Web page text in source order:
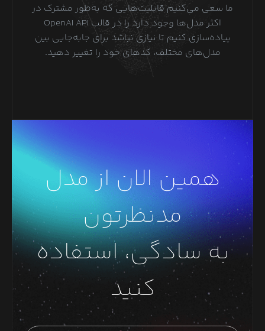
ما سعی می‌کنیم قابلیت‌هایی که به‌طور مشترک در
اکثر مدل‌ها وجود دارد را در قالب OpenAI API
پیاده‌سازی کنیم تا نیازی نباشد برای جابه‌جایی بین
مدل‌های مختلف، کدهای خود را تغییر دهید.
همین الان از مدل
مدنظرتون
به سادگی، استفاده
کنید